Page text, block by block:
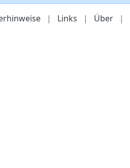
| Links | Über |